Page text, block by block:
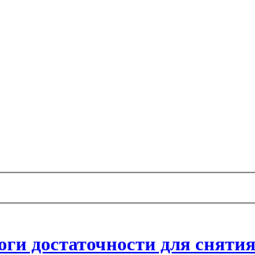
достаточности для